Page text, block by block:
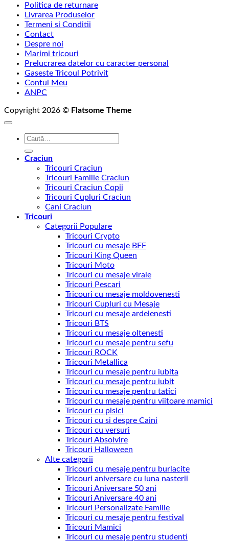
129,00 lei
până
la
Politica de returnare
Livrarea Produselor
Termeni si Conditii
Contact
Despre noi
Marimi tricouri
Prelucrarea datelor cu caracter personal
Gaseste Tricoul Potrivit
Contul Meu
ANPC
Copyright 2026 © Flatsome Theme
Caută
Craciun
Tricouri Craciun
Tricouri Familie Craciun
Tricouri Craciun Copii
Tricouri Cupluri Craciun
Cani Craciun
Tricouri
Categorii Populare
Tricouri Crypto
Tricouri cu mesaje BFF
Tricouri King Queen
Tricouri Moto
Tricouri cu mesaje virale
Tricouri Pescari
Tricouri cu mesaje moldovenesti
Tricouri Cupluri cu Mesaje
Tricouri cu mesaje ardelenesti
Tricouri BTS
Tricouri cu mesaje oltenesti
Tricouri cu mesaje pentru sefu
Tricouri ROCK
Tricouri Metallica
Tricouri cu mesaje pentru iubita
Tricouri cu mesaje pentru iubit
Tricouri cu mesaje pentru tatici
Tricouri cu mesaje pentru viitoare mamici
Tricouri cu pisici
Tricouri cu si despre Caini
Tricouri cu versuri
Tricouri Absolvire
Tricouri Halloween
Alte categorii
Tricouri cu mesaje pentru burlacite
Tricouri aniversare cu luna nasterii
Tricouri Aniversare 50 ani
Tricouri Aniversare 40 ani
Tricouri Personalizate Familie
Tricouri cu mesaje pentru festival
Tricouri Mamici
Tricouri cu mesaje pentru studenti